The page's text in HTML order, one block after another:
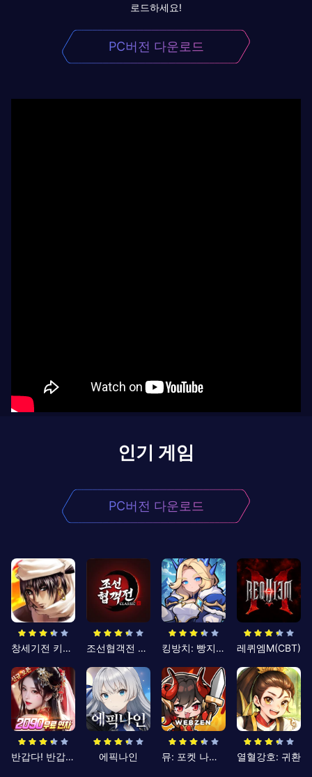
로드하세요!
PC버전 다운로드
인기 게임
PC버전 다운로드
창세기전 키우기 조선협객전 클래식 킹방치: 빵지의 제왕 레퀴엠M(CBT)
반갑다! 반갑삼국지 에픽나인 뮤: 포켓 나이츠 열혈강호: 귀환